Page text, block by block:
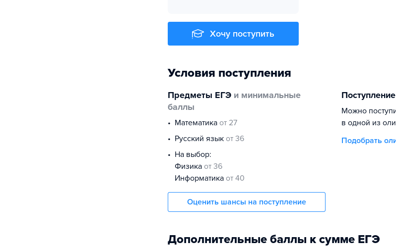
Хочу поступить
Условия поступления
Предметы ЕГЭ и минимальные
баллы
математика от 27
русский язык от 36
На выбор:
физика от 36
информатика от 40
Оценить шансы на поступление
Можно
в одной из
Подобрать
Дополнительные баллы к сумме ЕГЭ